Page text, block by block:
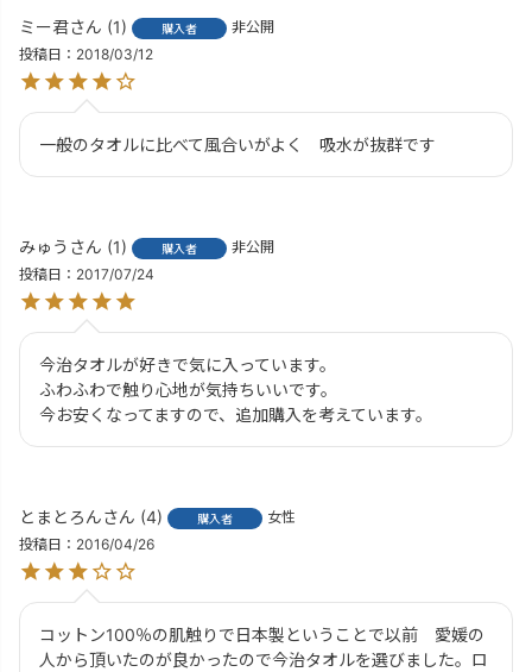
ミー君 1 購入者
非公開
投稿日
2018/03/12
一般のタオルに比べて風合いがよく　吸水が抜群です
みゅう 1 購入者
非公開
投稿日
2017/07/24
今治タオルが好きで気に入っています。
ふわふわで触り心地が気持ちいいです。
とまとろん 4 購入者
女性
投稿日
2016/04/26
コットン100％の肌触りで日本製ということで以前　愛媛の
人から頂いたのが良かったので今治タオルを選びました。ロ